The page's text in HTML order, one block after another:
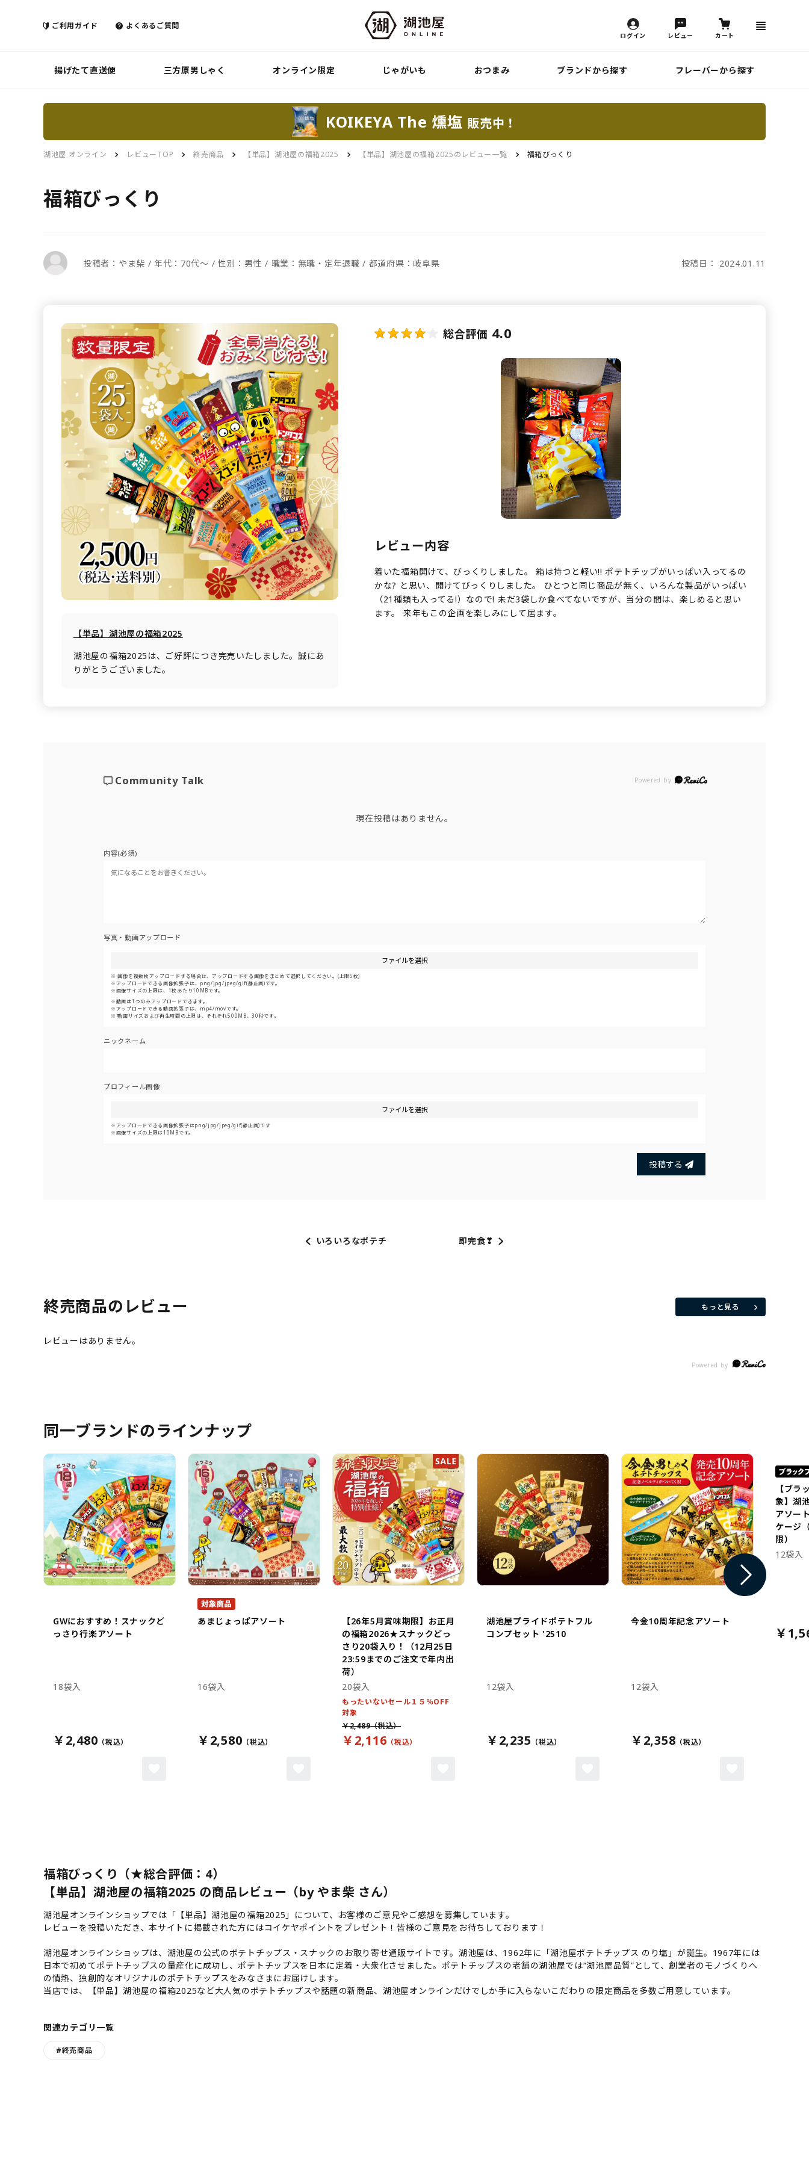
ご利用ガイド よくあるご質問
ログイン レビュー カート
揚げたて直送便 三方原男しゃく オンライン限定 じゃがいも おつまみ ブランドから探す フレーバーから探す
KOIKEYA The 燻塩 販売中！
湖池屋 オンライン レビューTOP 終売商品 【単品】湖池屋の福箱2025 【単品】湖池屋の福箱2025のレビュー一覧 福箱びっくり
福箱びっくり
投稿者：やま柴 / 年代：70代～ / 性別：男性 / 職業：無職・定年退職 / 都道府県：岐阜県 投稿日： 2024.01.11
【単品】湖池屋の福箱2025
湖池屋の福箱2025は、ご好評につき完売いたしました。誠にあ
りがとうございました。
総合評価 4.0
レビュー内容
着いた福箱開けて、びっくりしました。 箱は持つと軽い!! ポテトチップがいっぱい入ってるの
かな? と思い、開けてびっくりしました。 ひとつと同じ商品が無く、いろんな製品がいっぱい
（21種類も入ってる!）なので! 未だ3袋しか食べてないですが、当分の間は、楽しめると思い
ます。 来年もこの企画を楽しみにして居ます。
Powered by
Community Talk
現在投稿はありません。
内容(必須)
写真・動画アップロード
ファイルを選択
画像を複数枚アップロードする場合は、アップロードする画像をまとめて選択してください。(上限5枚)
アップロードできる画像拡張子は、png/jpg/jpeg/gif(静止画)です。
画像サイズの上限は、1枚あたり10MBです。
動画は1つのみアップロードできます。
アップロードできる動画拡張子は、mp4/movです。
動画サイズおよび再生時間の上限は、それぞれ500MB、30秒です。
ニックネーム
プロフィール画像
ファイルを選択
アップロードできる画像拡張子はpng/jpg/jpeg/gif(静止画)です
画像サイズの上限は10MBです。
投稿する
いろいろなポテチ 即完食❣
終売商品のレビュー もっと見る
同一ブランドのラインナップ
GWにおすすめ！スナックど
っさり行楽アソート
18袋入
￥2,480
あまじょっぱアソート
16袋入
￥2,580
【26年5月賞味期限】お正月
の福箱2026★スナックどっ
さり20袋入り！（12月25日
23:59までのご注文で年内出
荷）
20袋入
もったいないセール１５％OFF
対象
￥2,116
￥2,489
湖池屋プライドポテトフル
コンプセット '2510
12袋入
￥2,235
今金10周年記念アソート
12袋入
￥2,358
【ブラ
象】湖
アソー
ケージ
限）
12袋入
￥
福箱びっくり（★総合評価：4）
【単品】湖池屋の福箱2025 の商品レビュー（by やま柴 さん）
湖池屋オンラインショップでは「【単品】湖池屋の福箱2025」について、お客様のご意見やご感想を募集しています。
レビューを投稿いただき、本サイトに掲載された方にはコイケヤポイントをプレゼント！皆様のご意見をお待ちしております！
湖池屋オンラインショップは、湖池屋の公式のポテトチップス・スナックのお取り寄せ通販サイトです。湖池屋は、1962年に「湖池屋ポテトチップス のり塩」が誕生。1967年には
日本で初めてポテトチップスの量産化に成功し、ポテトチップスを日本に定着・大衆化させました。ポテトチップスの老舗の湖池屋では“湖池屋品質”として、創業者のモノづくりへ
の情熱、独創的なオリジナルのポテトチップスをみなさまにお届けします。
当店では、【単品】湖池屋の福箱2025など大人気のポテトチップスや話題の新商品、湖池屋オンラインだけでしか手に入らないこだわりの限定商品を多数ご用意しています。
関連カテゴリ一覧
#終売商品